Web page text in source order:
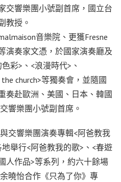
交響樂團小號副首席，國立台
教授。
音樂院、更獲Fresne
演奏家文憑，於國家演奏廳及
彩>、<浪漫時代>、
church>等獨奏會，並隨國
奏赴歐洲、美國、日本、韓國
響樂團小號副首席。
交響樂團演奏專輯<阿爸教我
舉行<阿爸教我的歌>、<春遊
人作品>等系列，約六十餘場
曉怡合作《只為了你》專